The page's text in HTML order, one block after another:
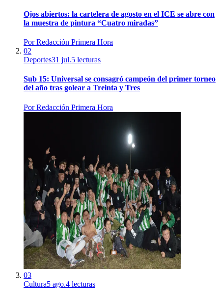
Ojos abiertos: la cartelera de agosto en el ICE se abre con
la muestra de pintura “Cuatro miradas”
PorRedacción Primera Hora
02
Deportes31 jul.5 lecturas
Sub 15: Universal se consagró campeón del primer torneo
del año tras golear a Treinta y Tres
PorRedacción Primera Hora
03
Cultura5 ago.4 lecturas